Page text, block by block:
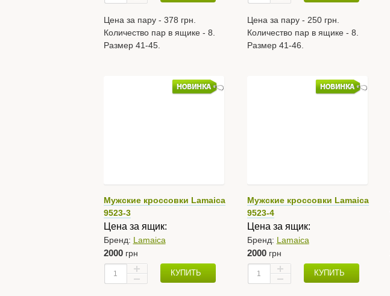
Цена за пару - 378 грн.
Количество пар в ящике - 8.
Размер 41-45.
Цена за пару - 250 грн.
Количество пар в ящике - 8.
Размер 41-46.
Мужские кроссовки Lamaica
9523-3
Цена за ящик:
Бренд: Lamaica
2000 грн
КУПИТЬ
Мужские кроссовки Lamaica
9523-4
Цена за ящик:
Бренд: Lamaica
2000 грн
КУПИТЬ